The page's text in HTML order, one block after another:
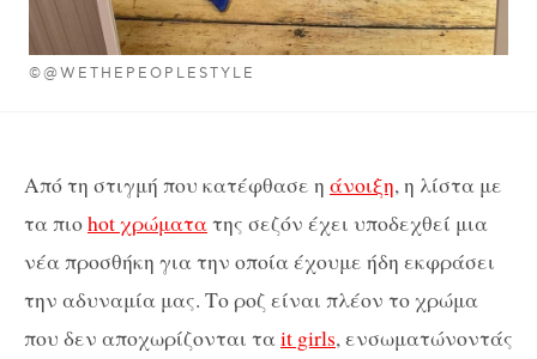
©@WETHEPEOPLESTYLE
Από τη στιγμή που κατέφθασε η άνοιξη, η λίστα με
τα πιοhot χρώματατης σεζόν έχει υποδεχθεί μια
νέα προσθήκη για την οποία έχουμε ήδη εκφράσει
την αδυναμία μας. Το ροζ είναι πλέον το χρώμα
που δεν αποχωρίζονται ταit girls, ενσωματώνοντάς